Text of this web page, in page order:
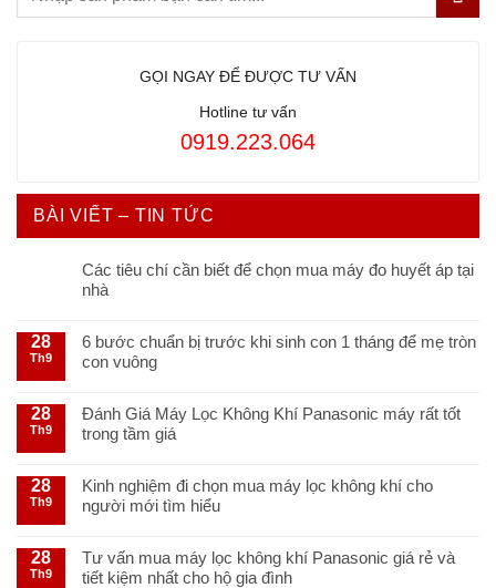
GỌI NGAY ĐỂ ĐƯỢC TƯ VẤN
Hotline tư vấn
0919.223.064
BÀI VIẾT – TIN TỨC
Các tiêu chí cần biết để chọn mua máy đo huyết áp tại
nhà
28
Th9
6 bước chuẩn bị trước khi sinh con 1 tháng để mẹ tròn
con vuông
28
Th9
Đánh Giá Máy Lọc Không Khí Panasonic máy rất tốt
trong tầm giá
28
Th9
Kinh nghiệm đi chọn mua máy lọc không khí cho
người mới tìm hiểu
28
Th9
Tư vấn mua máy lọc không khí Panasonic giá rẻ và
tiết kiệm nhất cho hộ gia đình